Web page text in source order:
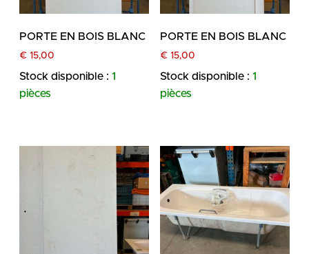
PORTE EN BOIS BLANC
€ 15,00
Stock disponible : 1
pièces
PORTE EN BOIS BLANC
€ 15,00
Stock disponible : 1
pièces